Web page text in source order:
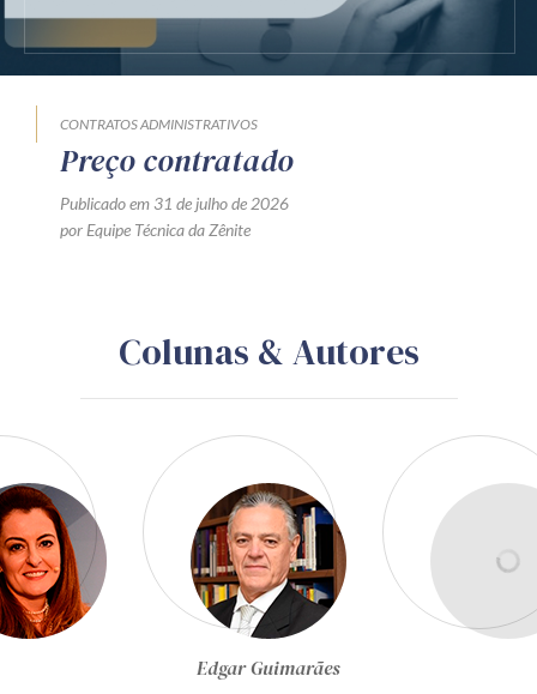
CONTRATOS ADMINISTRATIVOS
Preço contratado
Publicado em 31 de julho de 2026
por Equipe Técnica da Zênite
Colunas & Autores
Egon Bockmann Moreira